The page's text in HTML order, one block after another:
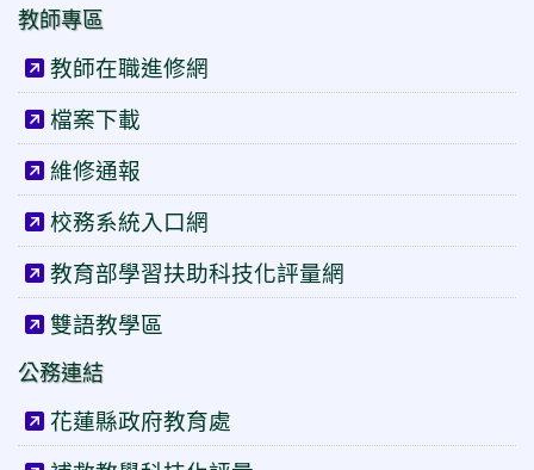
教師專區
教師在職進修網
檔案下載
維修通報
校務系統入口網
教育部學習扶助科技化評量網
雙語教學區
公務連結
花蓮縣政府教育處